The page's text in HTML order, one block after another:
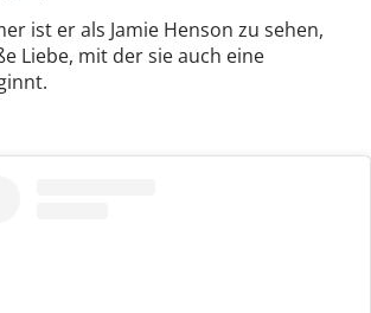
ist er als Jamie Henson zu sehen,
Liebe, mit der sie auch eine